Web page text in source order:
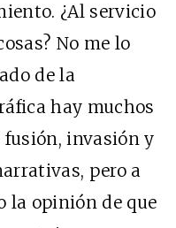
¿Al servicio
No me lo
de la
hay muchos
invasión y
pero a
la opinión de que